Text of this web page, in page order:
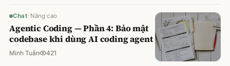
Chat· Nâng cao
Agentic Coding — Phần 4: Bảo mật
codebase khi dùng AI coding agent
Minh Tuấn 421